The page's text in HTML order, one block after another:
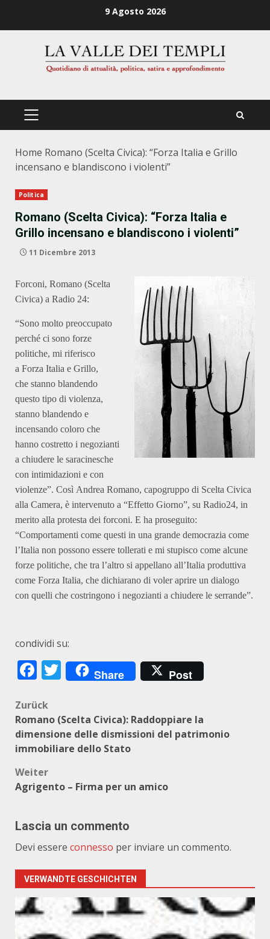
9 Agosto 2026
PRIMÄRES
Home Romano (Scelta Civica): “Forza Italia e Grillo
incensano e blandiscono i violenti”
Politica
Romano (Scelta Civica): “Forza Italia e
Grillo incensano e blandiscono i violenti”
11 Dicembre 2013
Forconi, Romano (Scelta
Civica) a Radio 24:
“Sono molto preoccupato
perché ci sono forze
politiche, mi riferisco
a Forza Italia e Grillo,
che stanno blandendo
questo tipo di violenza,
stanno blandendo e
incensando coloro che
hanno costretto i negozianti
a chiudere le saracinesche
con intimidazioni e con
violenze”. Così Andrea Romano, capogruppo di Scelta Civica
alla Camera, è intervenuto a “Effetto Giorno”, su Radio24, in
merito alla protesta dei forconi. E ha proseguito:
“Comportamenti come questi in una grande democrazia come
l’Italia non possono essere tollerati e mi stupisco come alcune
forze politiche, che tra l’altro si appellano all’Italia produttiva
come Forza Italia, che dichiarano di voler aprire un dialogo
con quelli che costringono i negozianti a chiudere le serrande”.
condividi su:
Facebook
Twitter
Share Post
Beitragsnavigation
Zurück
Romano (Scelta Civica): Raddoppiare la
dimensione delle dismissioni del patrimonio
immobiliare dello Stato
Weiter
Agrigento – Firma per un amico
Lascia un commento
Devi essere connesso per inviare un commento.
VERWANDTE GESCHICHTEN